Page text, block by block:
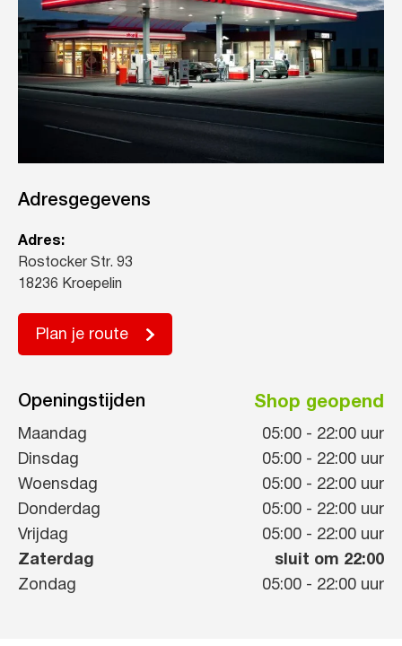
Adresgegevens
Adres:
Rostocker Str. 93
18236 Kroepelin
Plan je route
Openingstijden Shop geopend
Maandag 05:00 - 22:00 uur
Dinsdag
05:00 - 22:00 uur
Woensdag
05:00 - 22:00 uur
Donderdag
05:00 - 22:00 uur
Vrijdag
05:00 - 22:00 uur
Zaterdag
sluit om 22:00
Zondag
05:00 - 22:00 uur